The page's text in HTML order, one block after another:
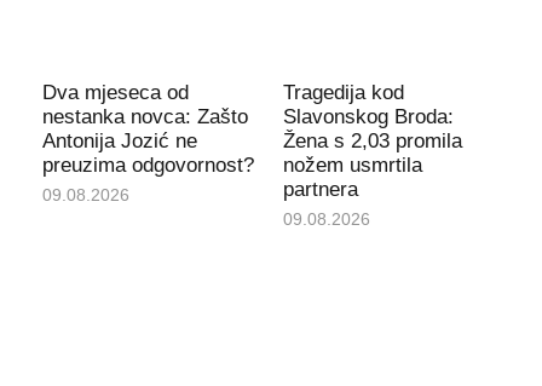
Dva mjeseca od
nestanka novca: Zašto
Antonija Jozić ne
preuzima odgovornost?
09.08.2026
Tragedija kod
Slavonskog Broda:
Žena s 2,03 promila
nožem usmrtila
partnera
09.08.2026